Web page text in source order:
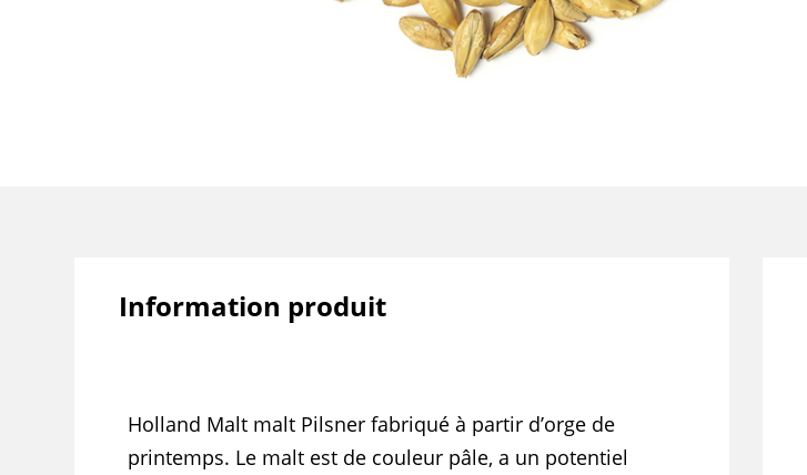
Information produit
Holland Malt malt Pilsner fabriqué à partir d’orge de
printemps. Le malt est de couleur pâle, a un potentiel